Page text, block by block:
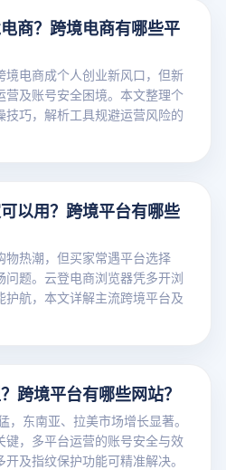
商？跨境电商有哪些平
电商成个人创业新风口，但新
及账号安全困境。本文整理个
巧，解析工具规避运营风险的
以用？跨境平台有哪些
热潮，但买家常遇平台选择
题。云登电商浏览器凭多开浏
航，本文详解主流跨境平台及
跨境平台有哪些网站？
东南亚、拉美市场增长显著。
键，多平台运营的账号安全与效
及指纹保护功能可精准解决。